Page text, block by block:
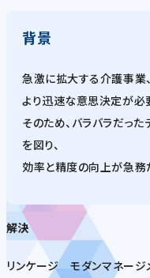
背景
急激に拡大する介護事業
より迅速な意思決定が必
そのため、バラバラだっ
を図り、
効率と精度の向上が急務
解決
リンケージ モダンマネージ